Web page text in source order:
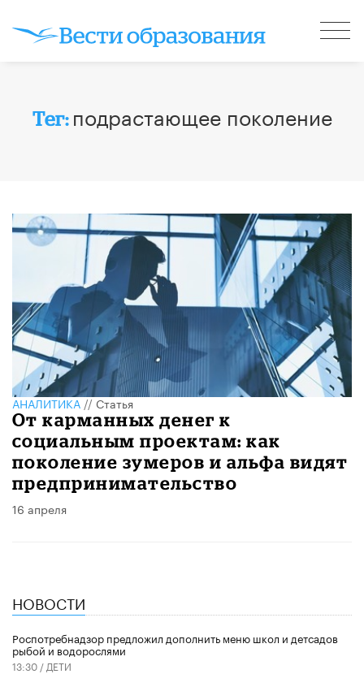
Тег: подрастающее поколение
АНАЛИТИКА//Статья
От карманных денег к
социальным проектам: как
поколение зумеров и альфа видят
предпринимательство
16 апреля
НОВОСТИ
Роспотребнадзор предложил дополнить меню школ и детсадов
рыбой и водорослями
13:30 / ДЕТИ